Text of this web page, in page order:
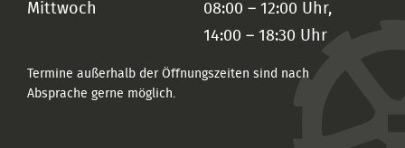
Mittwoch
08:00 – 12:00 Uhr,
14:00 – 18:30 Uhr
Termine außerhalb der Öffnungszeiten sind nach
Absprache gerne möglich.